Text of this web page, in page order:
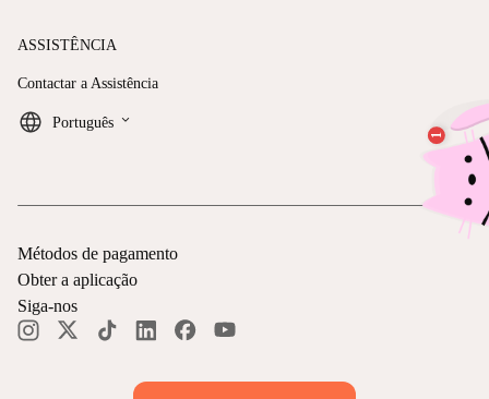
ASSISTÊNCIA
Contactar a Assistência
Português keyboard_arrow_down
Métodos de pagamento
Obter a aplicação
Siga-nos